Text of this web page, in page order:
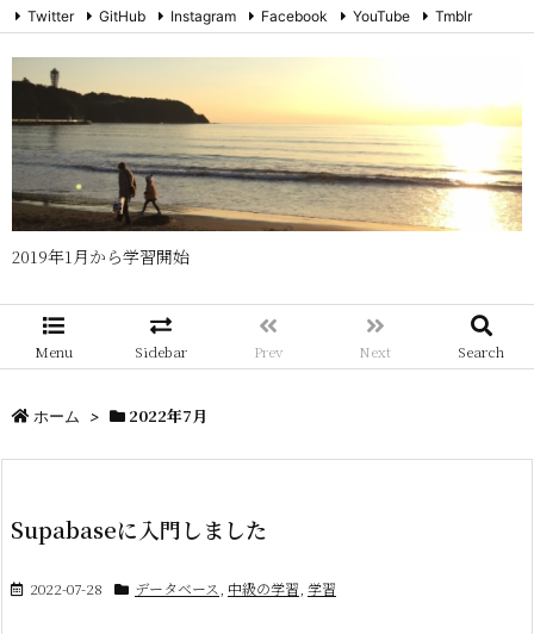
2019年1月から学習開始
Menu Sidebar Prev Next Search
Twitter GitHub Instagram Facebook YouTube
Tmblr
ホーム > 2022年7月
Supabaseに入門しました
2022-07-28 データベース 中級の学習 学習